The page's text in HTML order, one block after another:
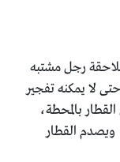
رجل مشتبه
لا يمكنه تفجير
بالمحطة،
ويصدم القطار